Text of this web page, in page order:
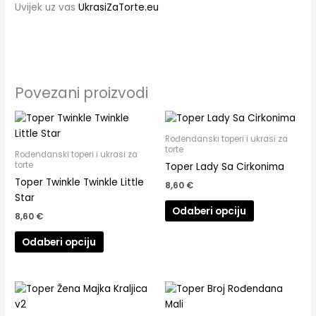
Uvijek uz vasUkrasiZaTorte.eu
Povezani proizvodi
Rođendanski toperi i ukrasi za
torte
Toper Twinkle Twinkle Little
Star
8,60 €
Odaberi opciju
Rođendanski toperi i ukrasi za
torte
Toper Lady Sa Cirkonima
8,60 €
Odaberi opciju